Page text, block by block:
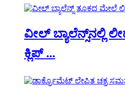
ವೀಲ್ ಬ್ಯಾಲೆನ್ಸ್‌ನಲ್ಲಿ
ಕ್ಲಿಪ್ ...